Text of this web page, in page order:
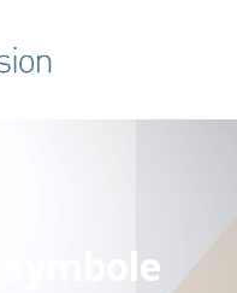
symbole